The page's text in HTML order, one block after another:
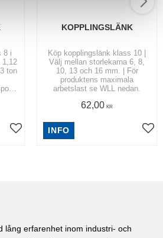
8 i
1,12
ton
KOPPLINGSLÄNK
Köp kopplingslänk klass 10 |
Välj mellan storlekarna 6, 8,
10, 13 och 16 mm. | För
produktens maximala
arbetslast se WLL nedan.
62,00 KR
INFO
lång erfarenhet inom industri- och